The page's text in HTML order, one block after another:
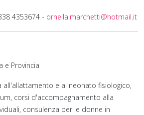
4353674 - ornella.marchetti@hotmail.it
e Provincia
all'allattamento e al neonato fisiologico,
corsi d'accompagnamento alla
consulenza per le donne in